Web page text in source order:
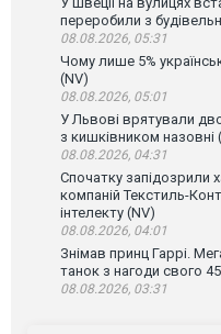
переробили з
08.08.2026, 05:31
Чому лише 5%
(NV)
08.08.2026, 05:01
У Львові врятували
з кишківником назовні
08.08.2026, 04:31
Спочатку запідозрили
компаній Текстиль-
інтелекту (NV)
08.08.2026, 04:01
Знімав принц Гаррі.
танок з нагоди свого
08.08.2026, 03:31